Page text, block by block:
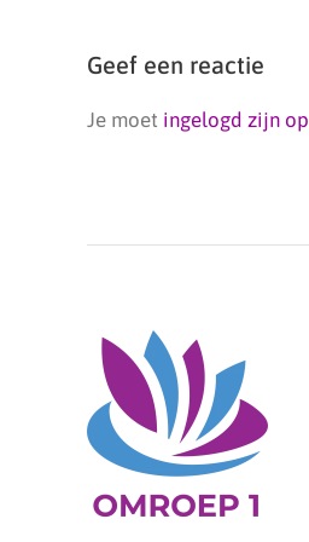
Geef een reactie
Je moet ingelogd zijn op